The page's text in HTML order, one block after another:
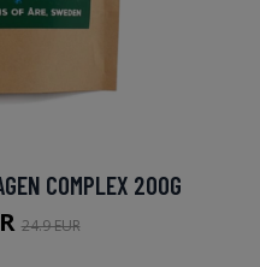
COMPLEX 200G
24.9 EUR